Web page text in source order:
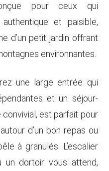
pour ceux qui
et paisible,
d’un petit jardin offrant
environnantes.
une large entrée qui
et un séjour-
est parfait pour
d’un bon repas ou
à granulés. L’escalier
un dortoir vous attend,